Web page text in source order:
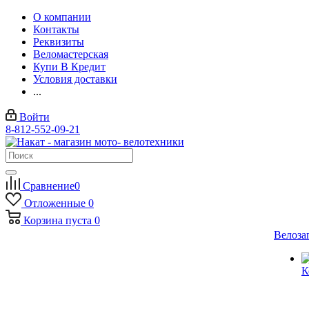
О компании
Контакты
Реквизиты
Веломастерская
Купи В Кредит
Условия доставки
...
Войти
8-812-552-09-21
Сравнение0
Отложенные 0
Корзина пуста 0